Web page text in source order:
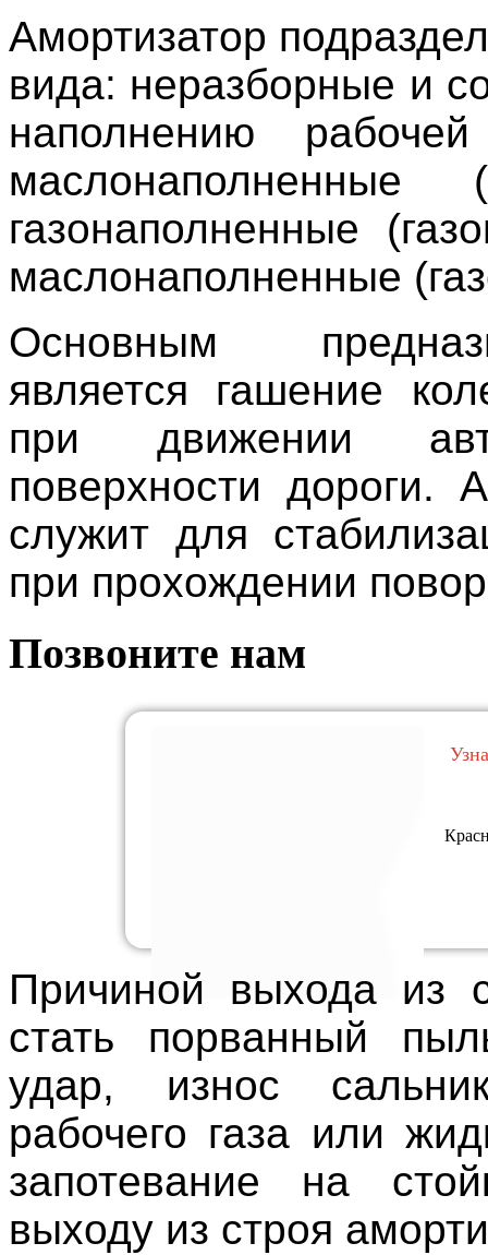
Амортизатор
вида: неразборные и
наполнению
маслонаполненные
газонаполненные
маслонаполненные
Основным
является гашение
при движении
поверхности дороги.
служит для
при прохождении
Позвоните нам
Причиной выхода из
стать порванный
удар, износ
рабочего газа или
запотевание на
выходу из строя